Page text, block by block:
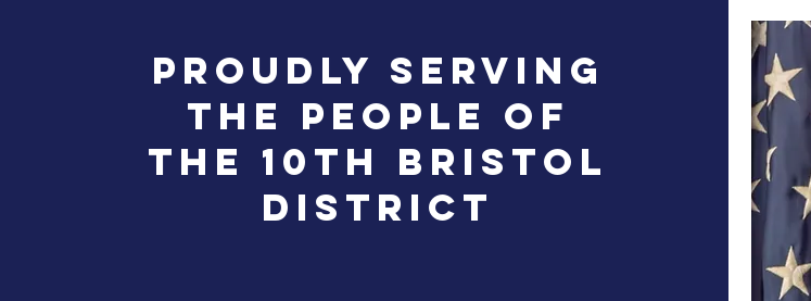
proudly Serving
the people of
the 10th bristol
district